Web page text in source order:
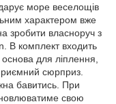
море веселощів
характером вже
зробити власноруч з
В комплект входить
для ліплення,
сюрприз.
бавитись. При
свою